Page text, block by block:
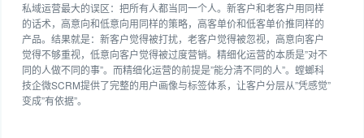
私域运营最大的误区：把所有人都当同一个人。新客户和老客户用同样
的话术，高意向和低意向用同样的策略，高客单价和低客单价推同样的
产品。结果就是：新客户觉得被打扰，老客户觉得被忽视，高意向客户
觉得不够重视，低意向客户觉得被过度营销。精细化运营的本质是”对不
同的人做不同的事”。而精细化运营的前提是”能分清不同的人”。螳螂科
技企微SCRM提供了完整的用户画像与标签体系，让客户分层从”凭感觉”
变成”有依据”。